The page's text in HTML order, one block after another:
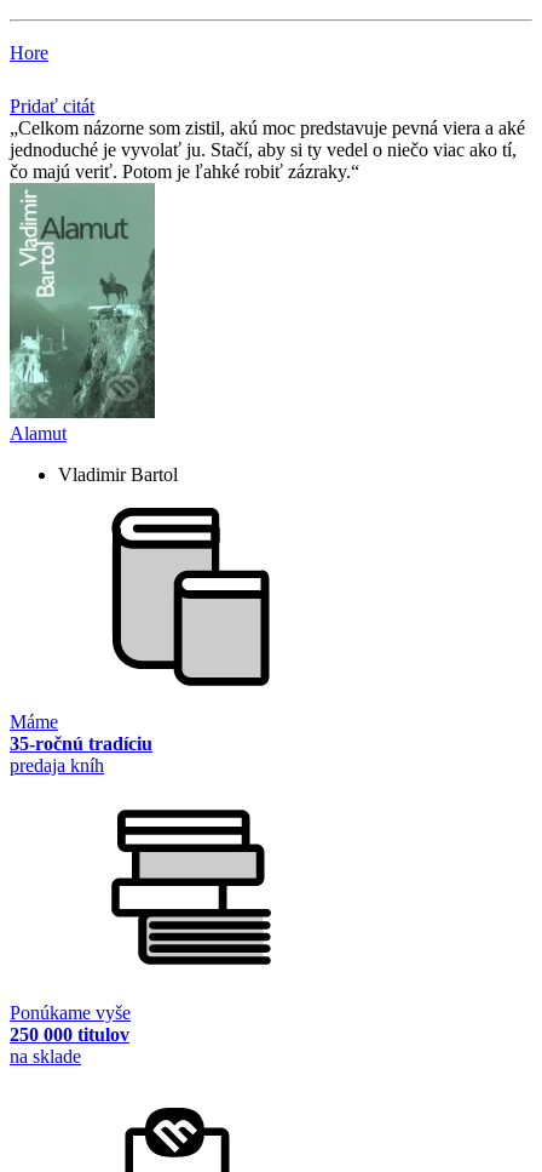
Hore
Pridať citát
Celkom názorne som zistil, akú moc predstavuje pevná viera a aké
jednoduché je vyvolať ju. Stačí, aby si ty vedel o niečo viac ako tí,
čo majú veriť. Potom je ľahké robiť zázraky.
Alamut
Vladimir Bartol
Máme
35-ročnú tradíciu
predaja kníh
Ponúkame vyše
250 000 titulov
na sklade